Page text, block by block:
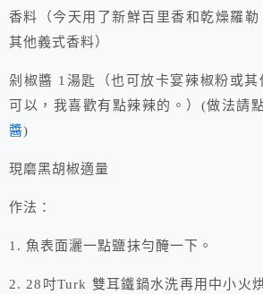
香料（今天用了新鮮百里香和乾燥羅
其他義式香料）
剁椒醬 1湯匙（也可放卡宴辣椒粉或其
可以，我喜歡有點辣辣的。）(做法請
醬)
現磨黑胡椒適量
作法：
1. 魚表面灑一點鹽抹勻醃一下。
2. 28吋Turk 雙耳鐵鍋水洗再用中小火